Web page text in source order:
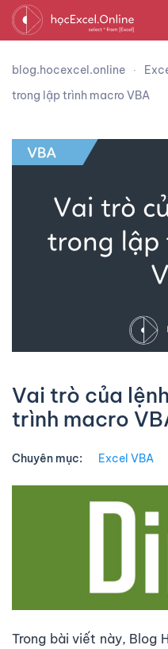
blog.hocexcel.online
trong lập trình macro VBA
Vai trò của
trình macro
Chuyên mục: Excel VBA
Trong bài viết này, Blog